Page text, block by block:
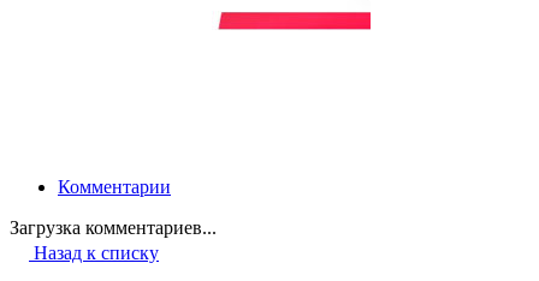
Комментарии
Загрузка комментариев...
Назад к списку